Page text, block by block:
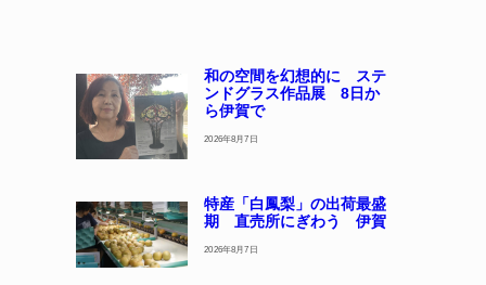
和の空間を幻想的に ステ
ンドグラス作品展 8日か
ら伊賀で
2026年8月7日
特産「白鳳梨」の出荷最盛
期 直売所にぎわう 伊賀
2026年8月7日